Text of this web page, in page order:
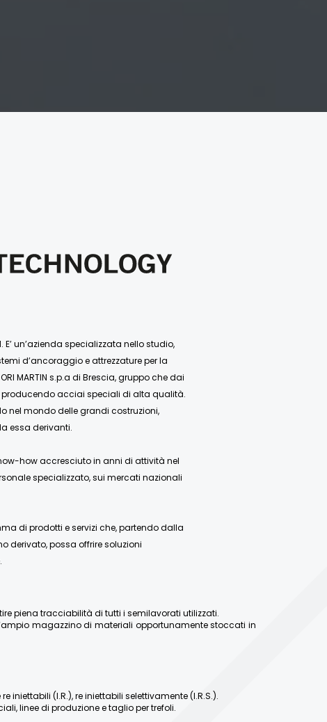
E’ un’azienda specializzata nello studio,
d’ancoraggio e attrezzature per la
MARTIN s.p.a di Brescia, gruppo che dai
producendo acciai speciali di alta qualità.
nel mondo delle grandi costruzioni,
essa derivanti.
how accresciuto in anni di attività nel
specializzato, sui mercati nazionali
di prodotti e servizi che, partendo dalla
derivato, possa offrire soluzioni
piena tracciabilità di tutti i semilavorati utilizzati.
magazzino di materiali opportunamente stoccati in
(I.R.), re iniettabili selettivamente (I.R.S.).
linee di produzione e taglio per trefoli.